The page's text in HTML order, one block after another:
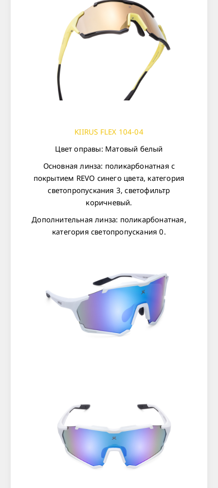
KIIRUS FLEX 104-04
Цвет оправы: Матовый белый
Основная линза: поликарбонатная с
покрытием REVO синего цвета, категория
светопропускания 3, светофильтр
коричневый.
Дополнительная линза: поликарбонатная,
категория светопропускания 0.